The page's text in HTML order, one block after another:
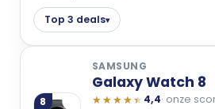
8
SAMSUNG
Galaxy Watch 8
★★★★★
★★★★★ 4,4· onze
Top 3 deals▾